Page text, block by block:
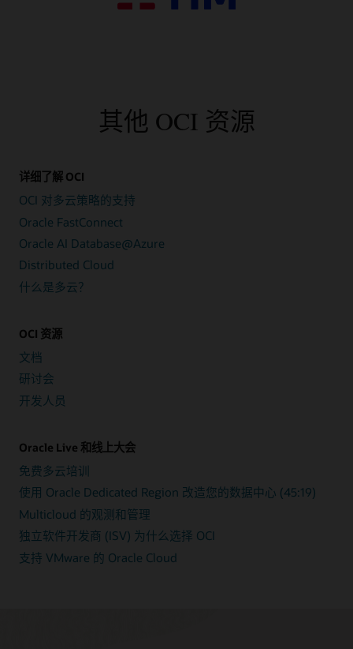
其他 OCI 资源
详细了解 OCI
OCI 对多云策略的支持
Oracle FastConnect
Oracle AI Database@Azure
Distributed Cloud
什么是多云？
OCI 资源
文档
研讨会
开发人员
Oracle Live 和线上大会
免费多云培训
使用 Oracle Dedicated Region 改造您的数据中心 (45:19)
Multicloud 的观测和管理
独立软件开发商 (ISV) 为什么选择 OCI
支持 VMware 的 Oracle Cloud